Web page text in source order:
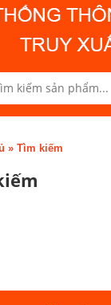
» Tìm kiếm